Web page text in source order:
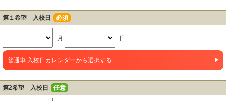
第１希望 入校日 必須
月 日
普通車 入校日カレンダーから選択する
第2希望 入校日 任意